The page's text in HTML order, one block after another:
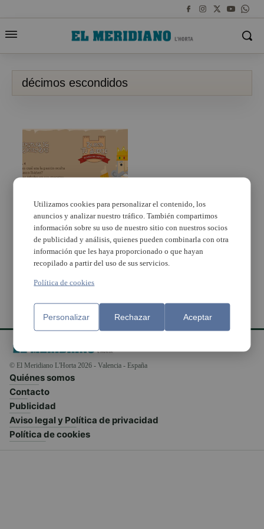
décimos escondidos
Comienza la búsqueda
de los décimos
escondidos por
Alaquàs
© El Meridiano L'Horta 2026 - Valencia - España
Quiénes somos
Contacto
Publicidad
Aviso legal y Política de privacidad
Política de cookies
Utilizamos cookies para personalizar el contenido, los
anuncios y analizar nuestro tráfico. También compartimos
información sobre su uso de nuestro sitio con nuestros socios
de publicidad y análisis, quienes pueden combinarla con otra
información que les haya proporcionado o que hayan
recopilado a partir del uso de sus servicios.
Política de cookies
Personalizar Rechazar Aceptar